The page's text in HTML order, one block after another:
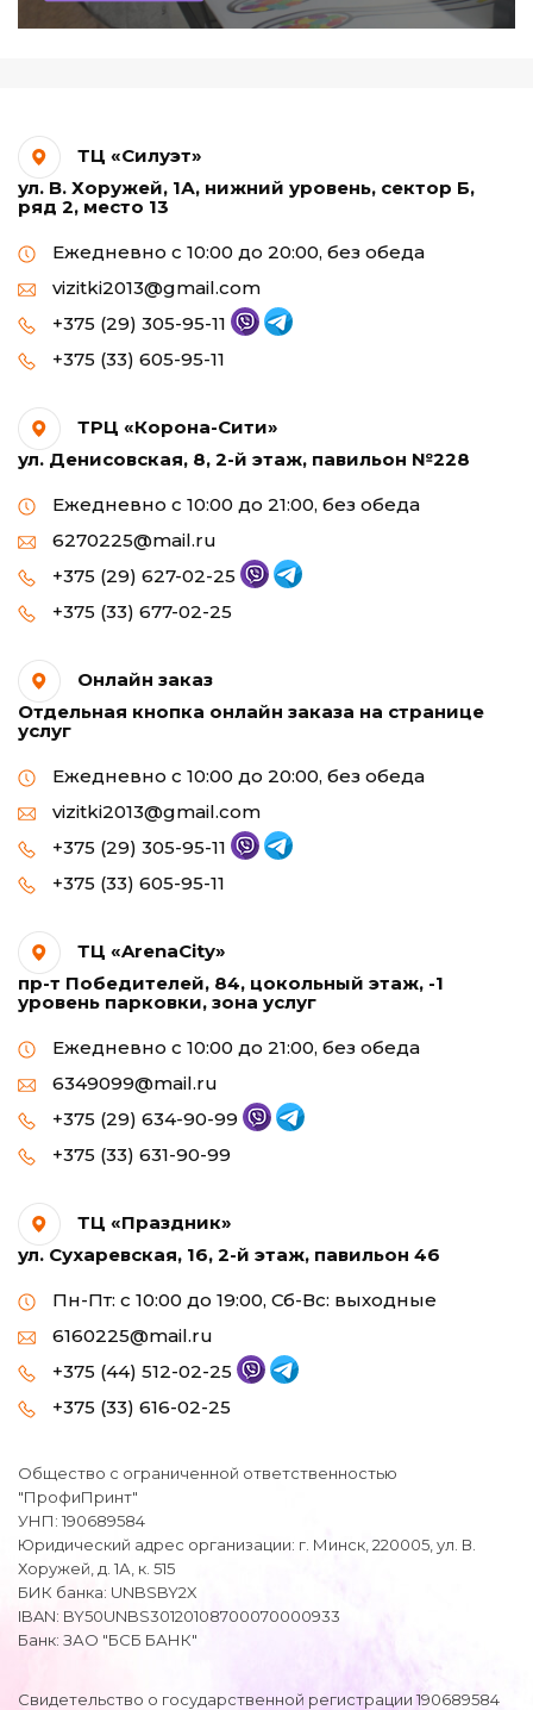
ТЦ «Силуэт»
ул. В. Хоружей, 1А, нижний уровень, сектор Б,
ряд 2, место 13
Ежедневно с 10:00 до 20:00, без обеда
vizitki2013@gmail.com
+375 (29) 305-95-11
+375 (33) 605-95-11
ТРЦ «Корона-Сити»
ул. Денисовская, 8, 2-й этаж, павильон №228
Ежедневно с 10:00 до 21:00, без обеда
6270225@mail.ru
+375 (29) 627-02-25
+375 (33) 677-02-25
Онлайн заказ
Отдельная кнопка онлайн заказа на странице
услуг
Ежедневно с 10:00 до 20:00, без обеда
vizitki2013@gmail.com
+375 (29) 305-95-11
+375 (33) 605-95-11
ТЦ «ArenaCity»
пр-т Победителей, 84, цокольный этаж, -1
уровень парковки, зона услуг
Ежедневно с 10:00 до 21:00, без обеда
6349099@mail.ru
+375 (29) 634-90-99
+375 (33) 631-90-99
ТЦ «Праздник»
ул. Сухаревская, 16, 2-й этаж, павильон 46
Пн-Пт: с 10:00 до 19:00, Сб-Вс: выходные
6160225@mail.ru
+375 (44) 512-02-25
+375 (33) 616-02-25
Общество с ограниченной ответственностью
"ПрофиПринт"
УНП: 190689584
Юридический адрес организации: г. Минск, 220005, ул. В.
Хоружей, д. 1А, к. 515
БИК банка: UNBSBY2X
IBAN: BY50UNBS30120108700070000933
Банк: ЗАО "БСБ БАНК"
Свидетельство о государственной регистрации 190689584